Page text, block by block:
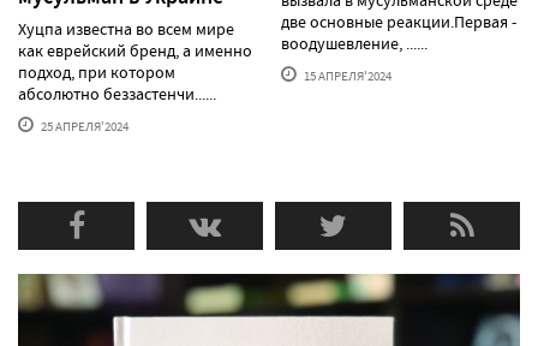
Хуцпа известна во всем мире
как еврейский бренд, а именно
подход, при котором
абсолютно беззастенчи......
25 АПРЕЛЯ'2024
две основные реакции.Первая -
воодушевление, ......
15 АПРЕЛЯ'2024